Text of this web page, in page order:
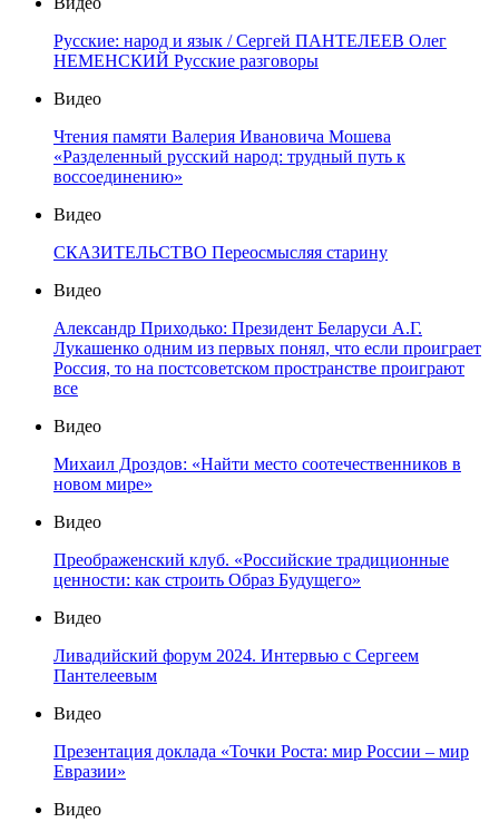
Русские: народ и язык / Сергей ПАНТЕЛЕЕВ Олег
НЕМЕНСКИЙ Русские разговоры
Видео
Чтения памяти Валерия Ивановича Мошева
«Разделенный русский народ: трудный путь к
воссоединению»
Видео
СКАЗИТЕЛЬСТВО Переосмысляя старину
Видео
Александр Приходько: Президент Беларуси А.Г.
Лукашенко одним из первых понял, что если проиграет
Россия, то на постсоветском пространстве проиграют
все
Видео
Михаил Дроздов: «Найти место соотечественников в
новом мире»
Видео
Преображенский клуб. «Российские традиционные
ценности: как строить Образ Будущего»
Видео
Ливадийский форум 2024. Интервью с Сергеем
Пантелеевым
Видео
Презентация доклада «Точки Роста: мир России – мир
Евразии»
Видео